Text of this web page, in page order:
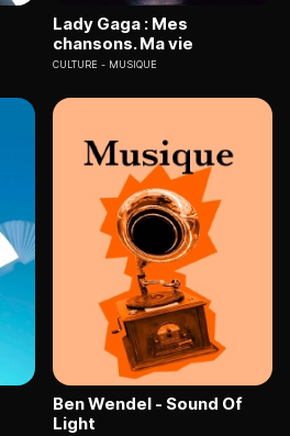
Lady Gaga : Mes
chansons. Ma vie
CULTURE MUSIQUE
Ben Wendel - Sound Of
Light